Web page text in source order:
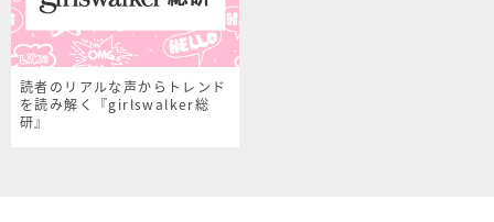
読者のリアルな声からトレンド
を読み解く『girlswalker総
研』